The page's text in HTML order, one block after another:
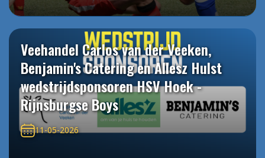
Veehandel Carlos van der Veeken,
Benjamin's Catering en Allesz Hulst
wedstrijdsponsoren HSV Hoek -
Rijnsburgse Boys
11-05-2026